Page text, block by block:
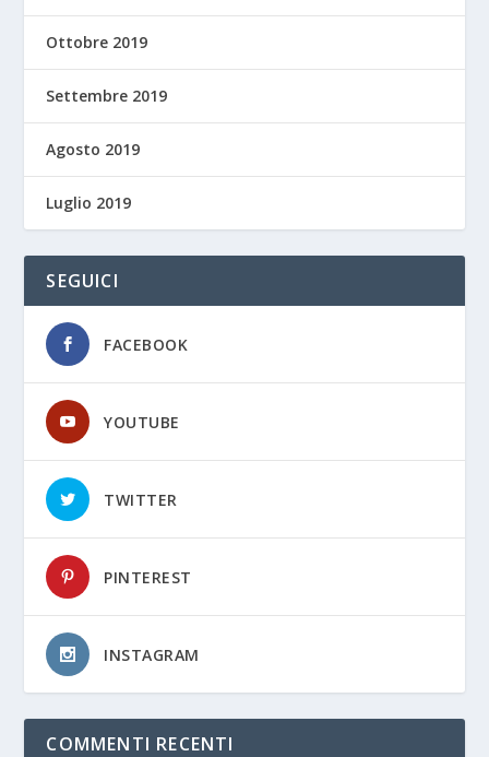
Ottobre 2019
Settembre 2019
Agosto 2019
Luglio 2019
SEGUICI
FACEBOOK
YOUTUBE
TWITTER
PINTEREST
INSTAGRAM
COMMENTI RECENTI